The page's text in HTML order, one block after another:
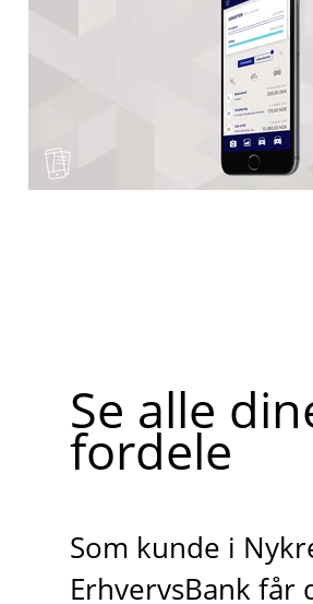
Se alle
fordele
Som kunde i
ErhvervsBank får